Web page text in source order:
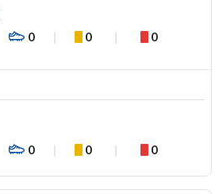
0 0 0
0 0 0